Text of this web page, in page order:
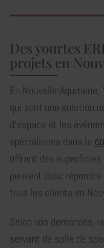
Des yourtes
projets en
En Nouvelle-
qui sont une solution
d'espace et les
spécialisons dans la
offrant des
peuvent donc
tous les clients en
Selon vos demandes,
servant de salle de